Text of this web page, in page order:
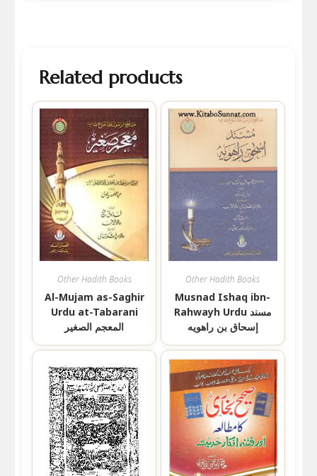
Related products
Other Hadith Books
Al-Mujam as-Saghir
Urdu at-Tabarani
المعجم الصغیر
Other Hadith Books
Musnad Ishaq ibn-
Rahwayh Urdu مسند
إسحاق بن راهويه